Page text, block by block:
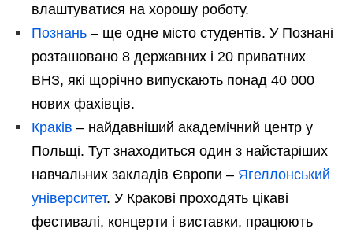
влаштуватися на хорошу роботу.
Познань – ще одне місто студентів. У Познані
розташовано 8 державних і 20 приватних
ВНЗ, які щорічно випускають понад 40 000
нових фахівців.
Краків – найдавніший академічний центр у
Польщі. Тут знаходиться один з найстаріших
навчальних закладів Європи – Ягеллонський
університет. У Кракові проходять цікаві
фестивалі, концерти і виставки, працюють